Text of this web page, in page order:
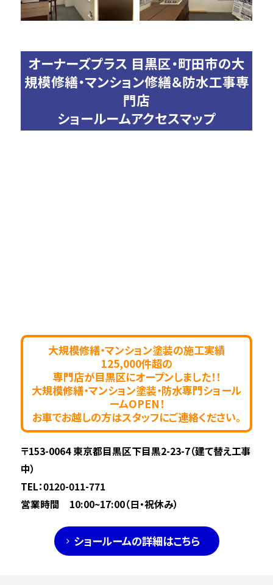
オーナーズプラス 目黒区・町田市の大
規模修繕・マンション修繕＆防水工事専
門店
ショールームアクセスマップ
大規模修繕・マンション塗装の施工実績
125,000件超の
専門店が目黒区にオープンしました！！
大規模修繕・マンション塗装・防水専門ショール
ームOPEN！
お車でお越しの方はスタッフにご連絡ください。
〒153-0064 東京都目黒区下目黒2-23-7（建て替え工事
中）
TEL：0120-011-771
営業時間 10:00~17:00（日・祝休み）
ショールームの詳細はこちら